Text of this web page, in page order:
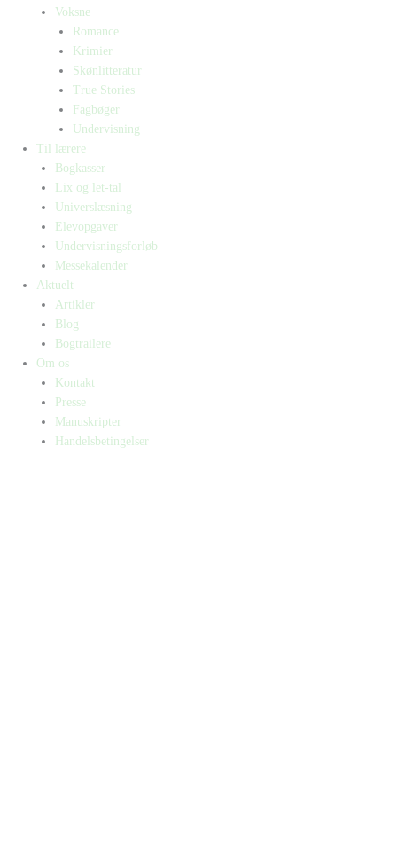
Voksne
Romance
Krimier
Skønlitteratur
True Stories
Fagbøger
Undervisning
Til lærere
Bogkasser
Lix og let-tal
Universlæsning
Elevopgaver
Undervisningsforløb
Messekalender
Aktuelt
Artikler
Blog
Bogtrailere
Om os
Kontakt
Presse
Manuskripter
Handelsbetingelser